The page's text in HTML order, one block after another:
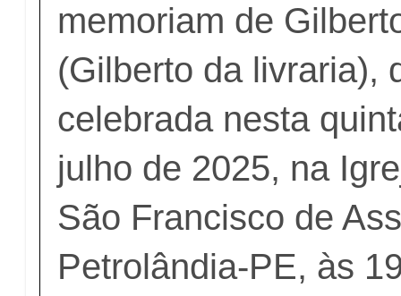
memoriam de
(Gilberto da livraria),
celebrada nesta
julho de 2025, na
São Francisco de
Petrolândia-PE, às